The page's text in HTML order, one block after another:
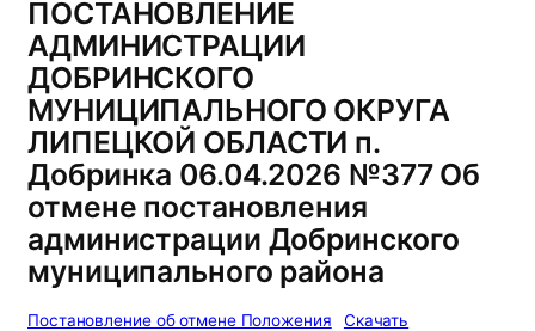
ПОСТАНОВЛЕНИЕ
АДМИНИСТРАЦИИ
ДОБРИНСКОГО
МУНИЦИПАЛЬНОГО ОКРУГА
ЛИПЕЦКОЙ ОБЛАСТИ п.
Добринка 06.04.2026 №377 Об
отмене постановления
администрации Добринского
муниципального района
Постановление об отмене Положения Скачать